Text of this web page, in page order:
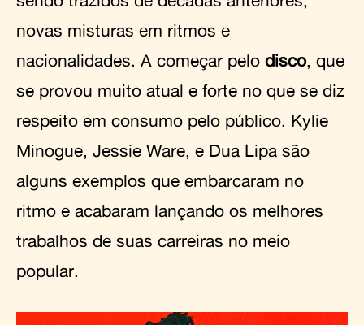
novas misturas em ritmos e
nacionalidades. A começar pelo disco, que
se provou muito atual e forte no que se diz
respeito em consumo pelo público. Kylie
Minogue, Jessie Ware, e Dua Lipa são
alguns exemplos que embarcaram no
ritmo e acabaram lançando os melhores
trabalhos de suas carreiras no meio
popular.